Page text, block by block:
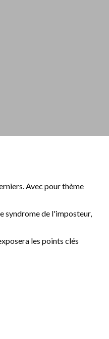
Avec pour thème
syndrome de l'imposteur,
les points clés